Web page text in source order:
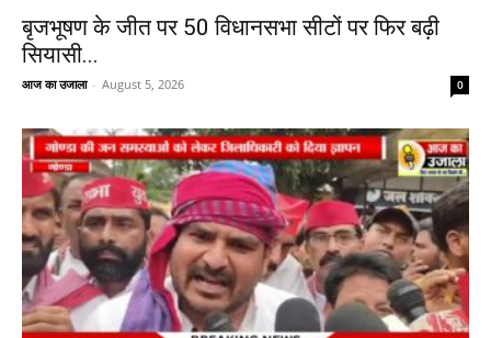
बृजभूषण के जीत पर 50 विधानसभा सीटों पर फिर बढ़ी
सियासी...
आज का उजाला - August 5, 2026 0